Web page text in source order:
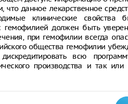
данное лекарственное
клинические свойства
гемофилией должен быть
при гемофилии всегда
общества гемофилии
всю
производства и так